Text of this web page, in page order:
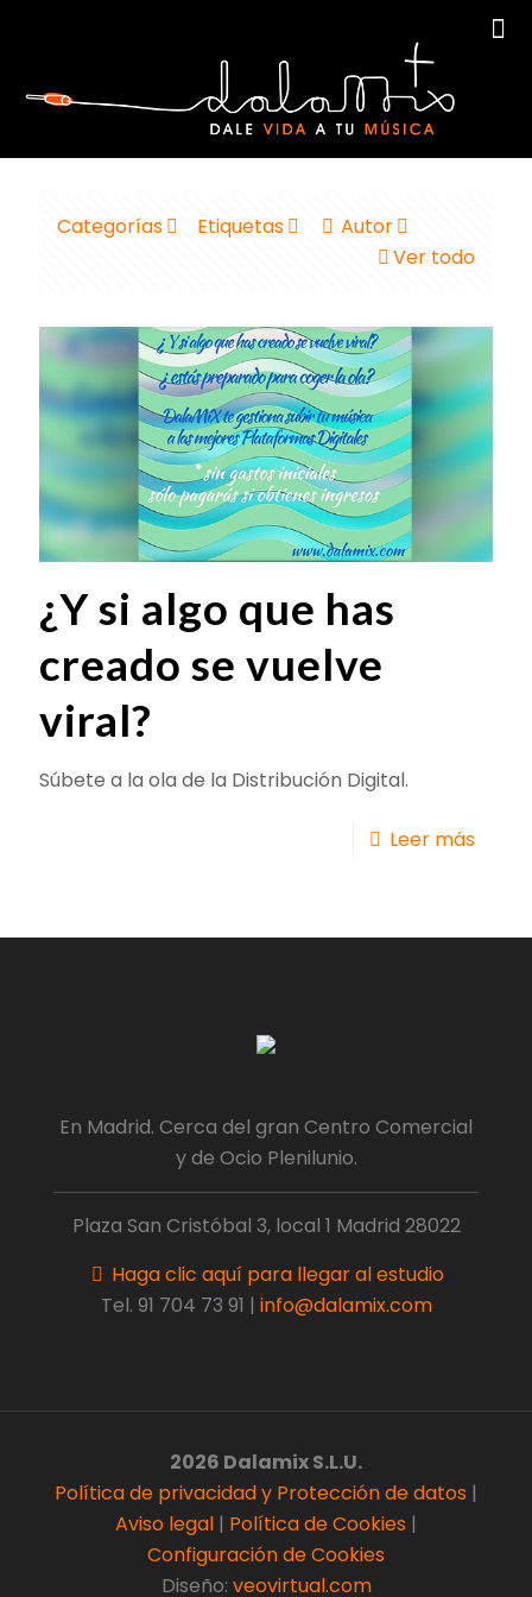
Categorías Etiquetas
Autor
Ver todo
¿Y si algo que has
creado se vuelve
viral?
Súbete a la ola de la Distribución Digital.
Leer más
En Madrid. Cerca del gran Centro Comercial
y de Ocio Plenilunio.
Plaza San Cristóbal 3, local 1 Madrid 28022
Haga clic aquí para llegar al estudio
Tel. 91 704 73 91 | info@dalamix.com
2026 Dalamix S.L.U.
Política de privacidad y Protección de datos |
Aviso legal | Política de Cookies |
Configuración de Cookies
Diseño: veovirtual.com